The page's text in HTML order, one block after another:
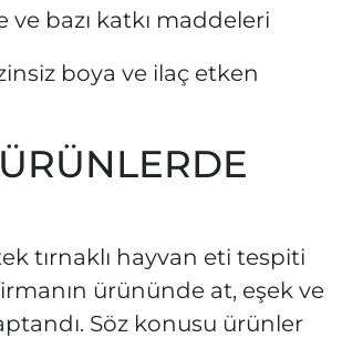
ve bazı katkı maddeleri
boya ve ilaç etken
tırnaklı hayvan eti tespiti
ürününde at, eşek ve
Söz konusu ürünler